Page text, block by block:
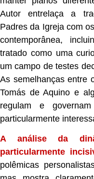
Autor entrelaça a
Padres da Igreja com
contemporânea,
tratado como uma
um campo de testes
As semelhanças entre
Tomás de Aquino e
regulam e
particularmente
A análise da
particularmente
polêmicas